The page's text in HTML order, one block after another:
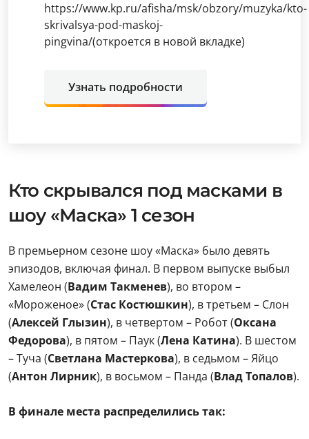
https://www.kp.ru/afisha/msk/obzory/muzyka/kto-
skrivalsya-pod-maskoj-
pingvina/(откроется в новой вкладке)
Узнать подробности
Кто скрывался под масками в
шоу «Маска» 1 сезон
В премьерном сезоне шоу «Маска» было девять
эпизодов, включая финал. В первом выпуске выбыл
Хамелеон (Вадим Такменев), во втором –
«Мороженое» (Стас Костюшкин), в третьем – Слон
(Алексей Глызин), в четвертом – Робот (Оксана
Федорова), в пятом – Паук (Лена Катина). В шестом
– Туча (Светлана Мастеркова), в седьмом – Яйцо
(Антон Лирник), в восьмом – Панда (Влад Топалов).
В финале места распределились так: